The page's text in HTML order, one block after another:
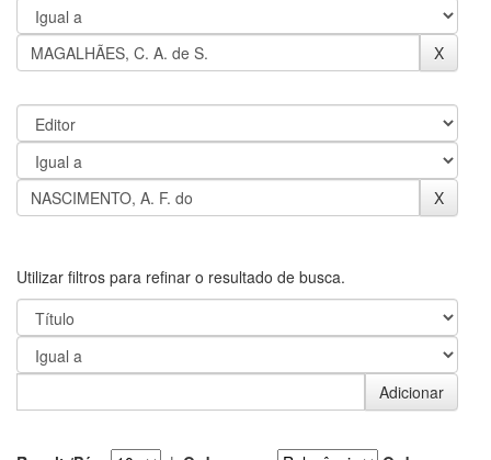
Utilizar filtros para refinar o resultado de busca.